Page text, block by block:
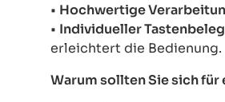
• Hochwertige
• Individueller
erleichtert die Bedienung.
Warum sollten Sie sich